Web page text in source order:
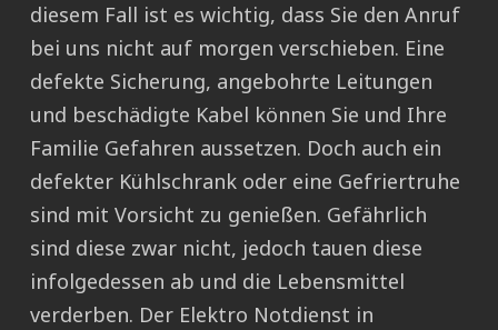
diesem Fall ist es wichtig, dass Sie den Anruf
bei uns nicht auf morgen verschieben. Eine
defekte Sicherung, angebohrte Leitungen
und beschädigte Kabel können Sie und Ihre
Familie Gefahren aussetzen. Doch auch ein
defekter Kühlschrank oder eine Gefriertruhe
sind mit Vorsicht zu genießen. Gefährlich
sind diese zwar nicht, jedoch tauen diese
infolgedessen ab und die Lebensmittel
verderben. Der Elektro Notdienst in